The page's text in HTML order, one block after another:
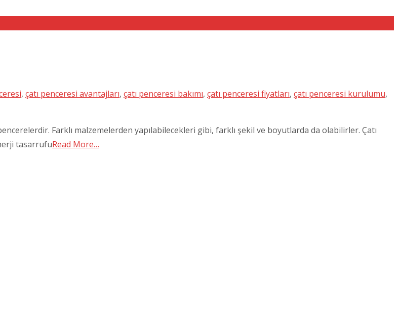
, çatı penceresi avantajları, çatı penceresi bakımı, çatı penceresi fiyatları, çatı penceresi kurulumu,
Farklı malzemelerden yapılabilecekleri gibi, farklı şekil ve boyutlarda da olabilirler. Çatı
tasarrufuRead More…